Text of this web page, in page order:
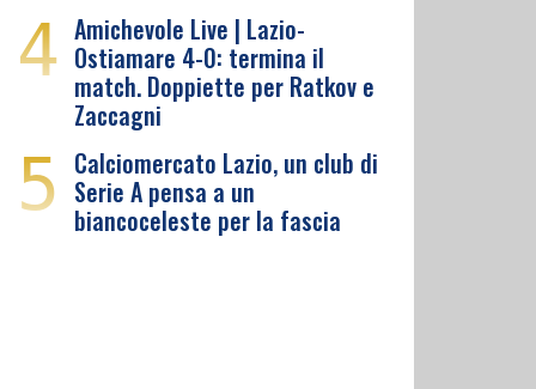
4 Amichevole Live | Lazio-
Ostiamare 4-0: termina il
match. Doppiette per Ratkov e
Zaccagni
5 Calciomercato Lazio, un club di
Serie A pensa a un
biancoceleste per la fascia